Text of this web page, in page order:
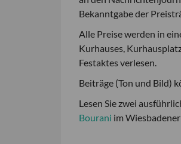
Bekanntgabe der
Alle Preise werden in
Kurhauses,
Festaktes verlesen.
Beiträge (Ton und Bild)
Lesen Sie zwei
Bourani im